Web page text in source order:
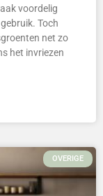
voordelig
Toch
net zo
het invriezen
OVERIGE